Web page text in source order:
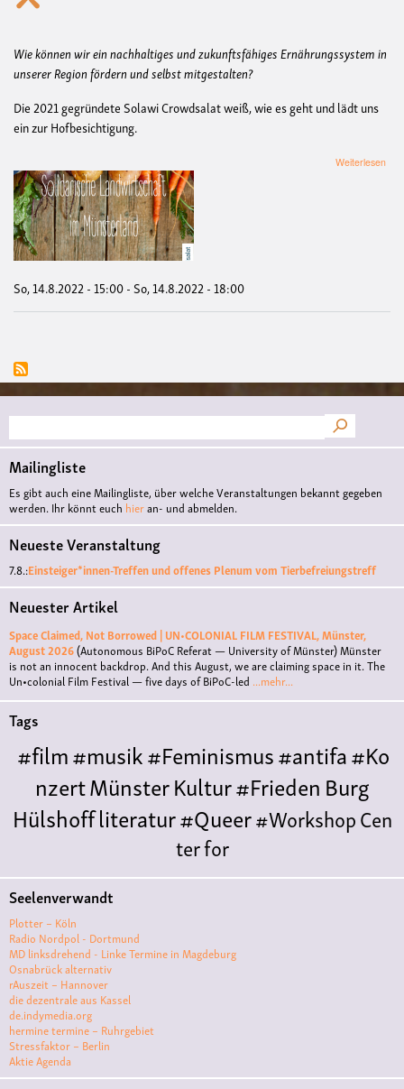
Wie können wir ein nachhaltiges und zukunftsfähiges Ernährungssystem in
unserer Region fördern und selbst mitgestalten?
Die 2021 gegründete Solawi Crowdsalat weiß, wie es geht und lädt uns
ein zur Hofbesichtigung.
Weiterlesen
So, 14.8.2022 - 15:00-So, 14.8.2022 - 18:00
Suche
Mailingliste
Es gibt auch eine Mailingliste, über welche Veranstaltungen bekannt gegeben
werden. Ihr könnt euch hieran- und abmelden.
Neueste Veranstaltung
7.8.:Einsteiger*innen-Treffen und offenes Plenum vom Tierbefreiungstreff
Neuester Artikel
Space Claimed, Not Borrowed | UN•COLONIAL FILM FESTIVAL, Münster,
August 2026(Autonomous BiPoC Referat — University of Münster)Münster
is not an innocent backdrop. And this August, we are claiming space in it. The
Un•colonial Film Festival — five days of BiPoC-led ...mehr...
Tags
#film#musik#Feminismus#antifa#Ko
nzertMünsterKultur#FriedenBurg
Hülshoffliteratur#Queer#WorkshopCen
ter for
LiteraturePolyamoriePolytreff#liveKonzert
Polyamorietreff
MonogamieCNM
ismuskunstantisemitismus
VKqueer#Demo
ve#film #kino #filmwerkstatt
#filmclub#Münster#BLACKBOXpunk#kino
Seelenverwandt
Plotter – Köln
Radio Nordpol - Dortmund
MD linksdrehend - Linke Termine in Magdeburg
Osnabrück alternativ
rAuszeit – Hannover
die dezentrale aus Kassel
de.indymedia.org
hermine termine – Ruhrgebiet
Stressfaktor – Berlin
Aktie Agenda